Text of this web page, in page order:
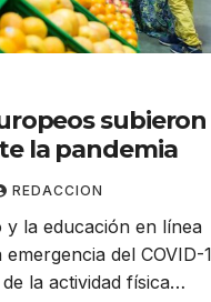
la pandemia
REDACCION
y la educación en línea
del COVID-
la actividad física…